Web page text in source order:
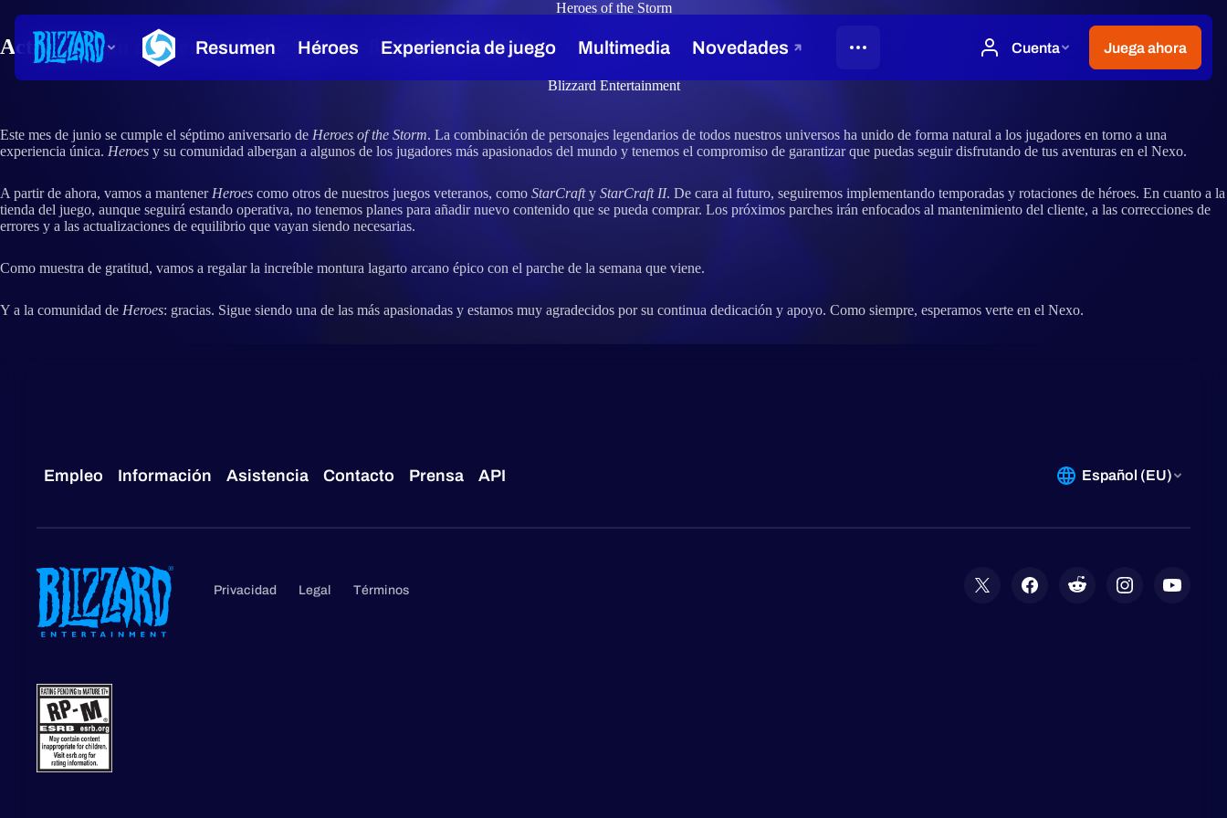
Heroes of the Storm
Actualización de Heroes of the Storm - 8 de julio de 2022
Blizzard Entertainment
Este mes de junio se cumple el séptimo aniversario de Heroes of the Storm. La combinación de personajes legendarios de todos nuestros universos ha unido de forma natural a los jugadores en torno a una
experiencia única. Heroes y su comunidad albergan a algunos de los jugadores más apasionados del mundo y tenemos el compromiso de garantizar que puedas seguir disfrutando de tus aventuras en el Nexo.
A partir de ahora, vamos a mantener Heroes como otros de nuestros juegos veteranos, como StarCrafty StarCraft II. De cara al futuro, seguiremos implementando temporadas y rotaciones de héroes. En cuanto a la
tienda del juego, aunque seguirá estando operativa, no tenemos planes para añadir nuevo contenido que se pueda comprar. Los próximos parches irán enfocados al mantenimiento del cliente, a las correcciones de
errores y a las actualizaciones de equilibrio que vayan siendo necesarias.
Como muestra de gratitud, vamos a regalar la increíble montura lagarto arcano épico con el parche de la semana que viene.
Y a la comunidad de Heroes: gracias. Sigue siendo una de las más apasionadas y estamos muy agradecidos por su continua dedicación y apoyo. Como siempre, esperamos verte en el Nexo.